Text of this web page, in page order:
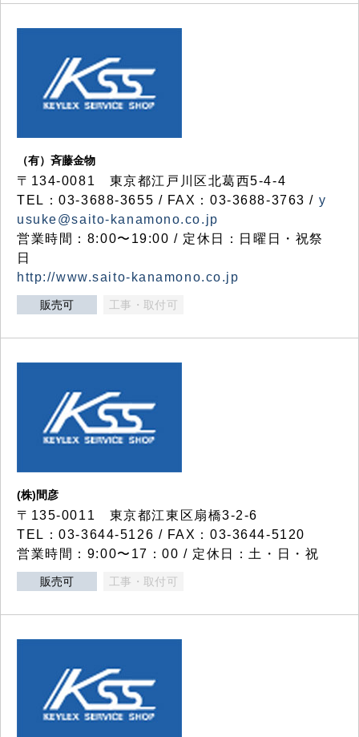
（有）斉藤金物
〒134-0081 東京都江戸川区北葛西5-4-4
TEL：03-3688-3655 / FAX：03-3688-3763 / y
usuke@saito-kanamono.co.jp
営業時間：8:00〜19:00 / 定休日：日曜日・祝祭
日
http://www.saito-kanamono.co.jp
販売可 工事・取付可
(株)間彦
〒135-0011 東京都江東区扇橋3-2-6
TEL：03-3644-5126 / FAX：03-3644-5120
営業時間：9:00〜17：00 / 定休日：土・日・祝
販売可 工事・取付可